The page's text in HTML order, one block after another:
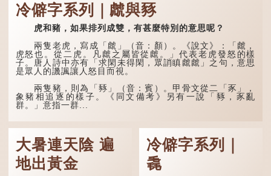
原詩寫道：「人生得意
須盡歡，莫使金樽空對月。
天生我材必有用，千金散盡
會須一飲三百杯。」意思是
說：上天給了我才能，必然
有用到的地方；即使千金散
去，也終會重新得到。
李白作此詩時，大約是
天寶十一年。當時他已被唐
玄宗賜金放還約八年，這期
冷僻字系列｜虤與豩
虎和豬，如果排列成雙，有甚麼特別的意思呢？
兩隻老虎，寫成「虤」（音：顏）。《說文》：「虤，
虎怒也。從二虎。凡虤之屬皆從虤。」代表老虎發怒的樣
子。唐人詩中亦有「求閑未得閑，眾誚瞋虤虤」之句，意思
是眾人的譏諷讓人怒目而視。
兩隻豬，則為「豩」（音：賓）。甲骨文從二「豕」，
象豬相追逐的樣子。《同文備考》另有一說「豩，豕亂
群。」意指一群...
大暑連天陰 遍
地出黃金
冷僻字系列｜
毳